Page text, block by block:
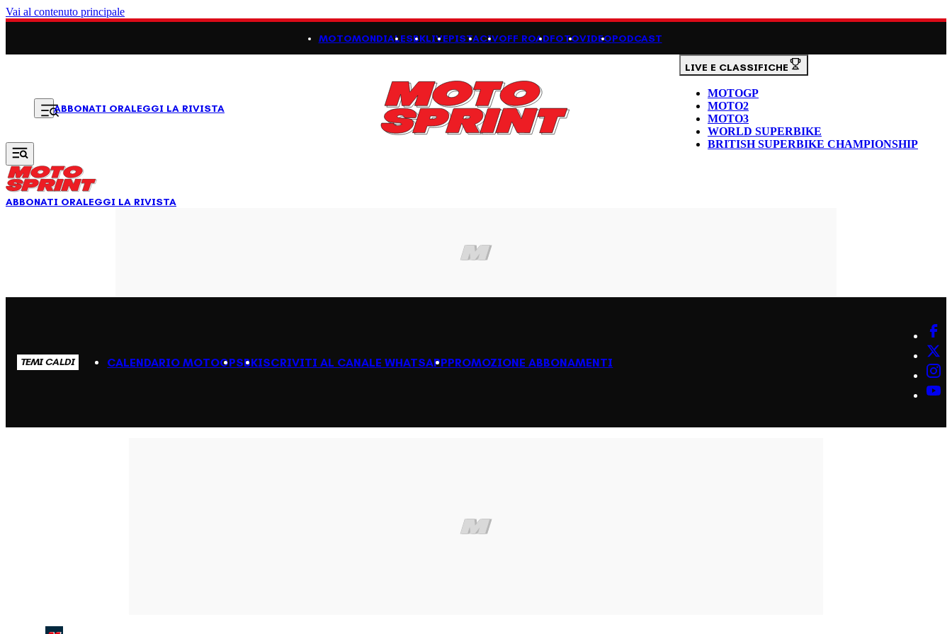
Vai al contenuto principale
MOTOMONDIALESBKLIVEPISTACIVOFF ROADFOTOVIDEOPODCAST
ABBONATI ORALEGGI LA RIVISTA
LIVE E CLASSIFICHE
MOTOGP
MOTO2
MOTO3
WORLD SUPERBIKE
BRITISH SUPERBIKE CHAMPIONSHIP
ABBONATI ORALEGGI LA RIVISTA
TEMI CALDI CALENDARIO MOTOGPSBKISCRIVITI AL CANALE WHATSAPPPROMOZIONE ABBONAMENTI